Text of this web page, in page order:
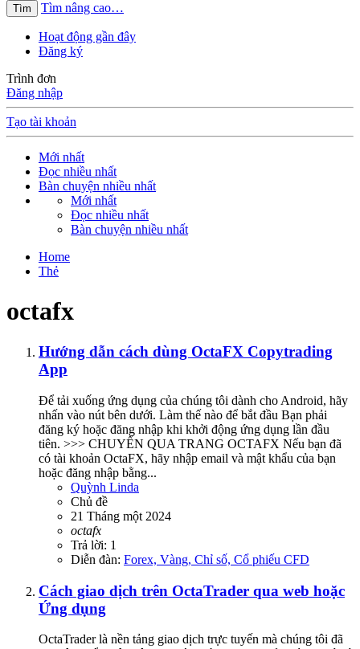
Tìm Tìm nâng cao…
Hoạt động gần đây
Đăng ký
Trình đơn
Đăng nhập
Tạo tài khoản
Mới nhất
Đọc nhiều nhất
Bàn chuyện nhiều nhất
Mới nhất
Đọc nhiều nhất
Bàn chuyện nhiều nhất
Home
Thẻ
octafx
Hướng dẫn cách dùng OctaFX Copytrading
App
Để tải xuống ứng dụng của chúng tôi dành cho Android, hãy
nhấn vào nút bên dưới. Làm thế nào để bắt đầu Bạn phải
đăng ký hoặc đăng nhập khi khởi động ứng dụng lần đầu
tiên. >>> CHUYỂN QUA TRANG OCTAFX Nếu bạn đã
có tài khoản OctaFX, hãy nhập email và mật khẩu của bạn
hoặc đăng nhập bằng...
Quỳnh Linda
Chủ đề
21 Tháng một 2024
octafx
Trả lời: 1
Diễn đàn: Forex, Vàng, Chỉ số, Cổ phiếu CFD
Cách giao dịch trên OctaTrader qua web hoặc
Ứng dụng
OctaTrader là nền tảng giao dịch trực tuyến mà chúng tôi đã